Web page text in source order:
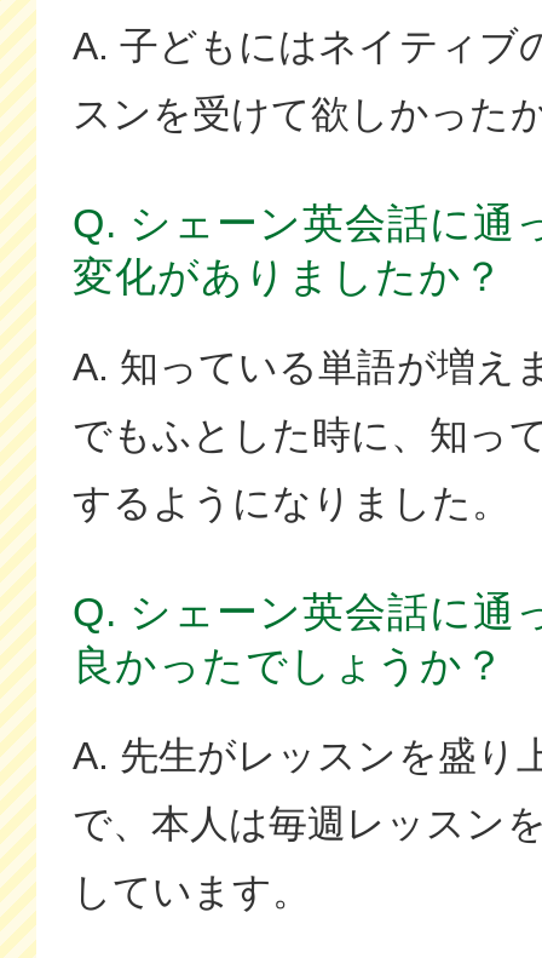
A. 子どもにはネイティブ
スンを受けて欲しかった
Q. シェーン英会話に通
変化がありましたか？
A. 知っている単語が増え
でもふとした時に、知っ
するようになりました。
Q. シェーン英会話に通
良かったでしょうか？
A. 先生がレッスンを盛り
で、本人は毎週レッスン
しています。